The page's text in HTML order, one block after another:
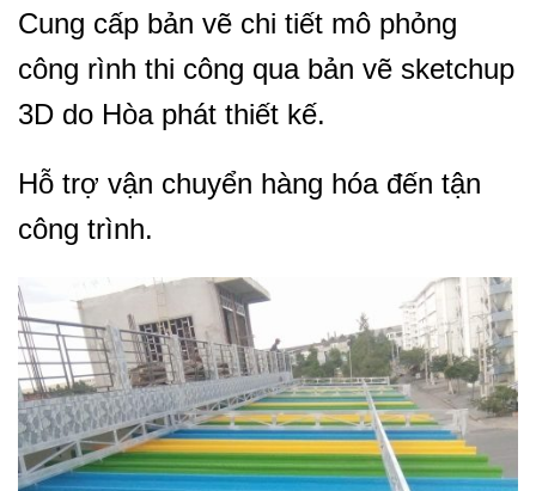
Cung cấp bản vẽ chi tiết mô phỏng
công rình thi công qua bản vẽ sketchup
3D do Hòa phát thiết kế.
Hỗ trợ vận chuyển hàng hóa đến tận
công trình.